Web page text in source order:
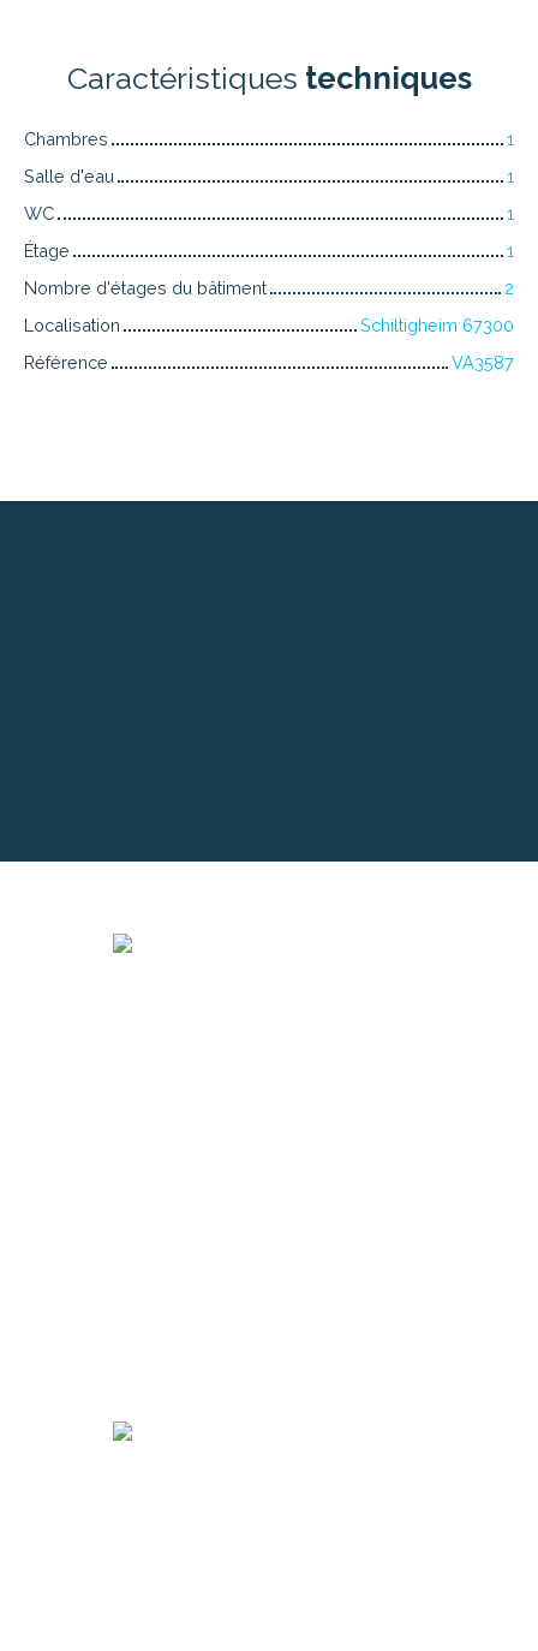
Caractéristiques techniques
Chambres
1
Salle d'eau
1
WC
1
Étage
1
Nombre d'étages du bâtiment
2
Localisation
Schiltigheim 67300
Référence
VA3587